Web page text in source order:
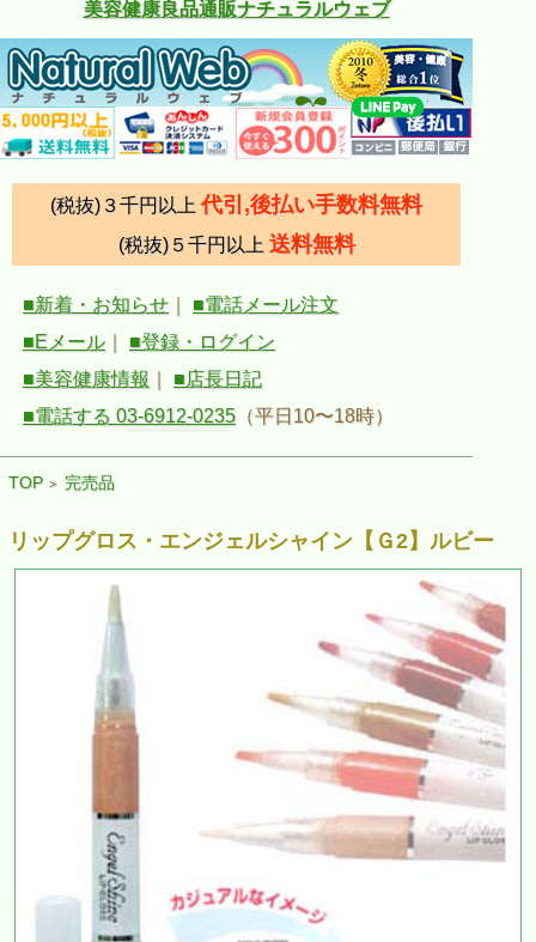
美容健康良品通販ナチュラルウェブ
(税抜)３千円以上 代引,後払い手数料無料
(税抜)５千円以上 送料無料
■新着・お知らせ
■電話メール注文
■Eメール
■登録・ログイン
■美容健康情報
■店長日記
■電話する 03-6912-0235 （平日10〜18時）
TOP > 完売品
リップグロス・エンジェルシャイン【Ｇ2】ルビー